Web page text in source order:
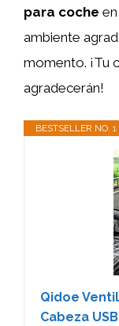
para coche
ambiente
momento. ¡Tu
agradecerán!
BESTSELLER NO. 1
Qidoe
Cabeza USB